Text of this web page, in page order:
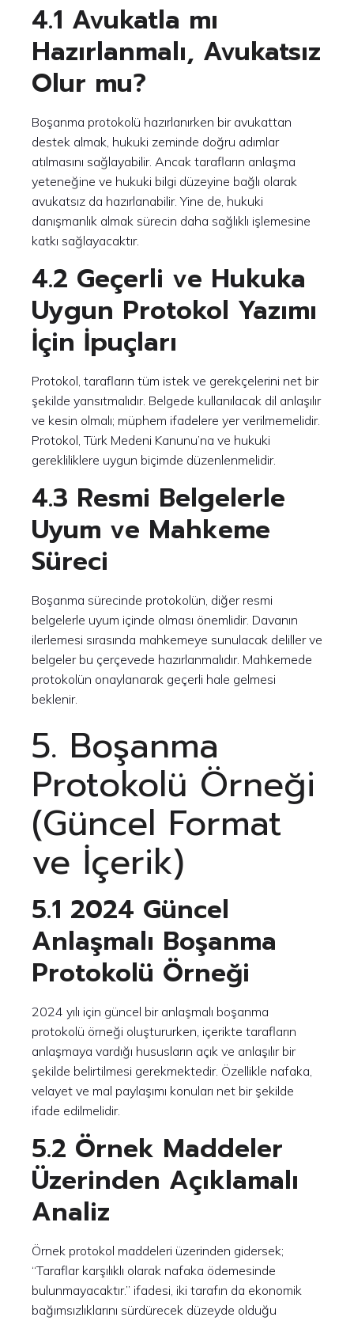
4.1 Avukatla mı
Hazırlanmalı, Avukatsız
Olur mu?
Boşanma protokolü hazırlanırken bir avukattan
destek almak, hukuki zeminde doğru adımlar
atılmasını sağlayabilir. Ancak tarafların anlaşma
yeteneğine ve hukuki bilgi düzeyine bağlı olarak
avukatsız da hazırlanabilir. Yine de, hukuki
danışmanlık almak sürecin daha sağlıklı işlemesine
katkı sağlayacaktır.
4.2 Geçerli ve Hukuka
Uygun Protokol Yazımı
İçin İpuçları
Protokol, tarafların tüm istek ve gerekçelerini net bir
şekilde yansıtmalıdır. Belgede kullanılacak dil anlaşılır
ve kesin olmalı; müphem ifadelere yer verilmemelidir.
Protokol, Türk Medeni Kanunu’na ve hukuki
gerekliliklere uygun biçimde düzenlenmelidir.
4.3 Resmi Belgelerle
Uyum ve Mahkeme
Süreci
Boşanma sürecinde protokolün, diğer resmi
belgelerle uyum içinde olması önemlidir. Davanın
ilerlemesi sırasında mahkemeye sunulacak deliller ve
belgeler bu çerçevede hazırlanmalıdır. Mahkemede
protokolün onaylanarak geçerli hale gelmesi
beklenir.
5. Boşanma
Protokolü Örneği
(Güncel Format
ve İçerik)
5.1 2024 Güncel
Anlaşmalı Boşanma
Protokolü Örneği
2024 yılı için güncel bir anlaşmalı boşanma
protokolü örneği oluştururken, içerikte tarafların
anlaşmaya vardığı hususların açık ve anlaşılır bir
şekilde belirtilmesi gerekmektedir. Özellikle nafaka,
velayet ve mal paylaşımı konuları net bir şekilde
ifade edilmelidir.
5.2 Örnek Maddeler
Üzerinden Açıklamalı
Analiz
Örnek protokol maddeleri üzerinden gidersek;
“Taraflar karşılıklı olarak nafaka ödemesinde
bulunmayacaktır.” ifadesi, iki tarafın da ekonomik
bağımsızlıklarını sürdürecek düzeyde olduğu